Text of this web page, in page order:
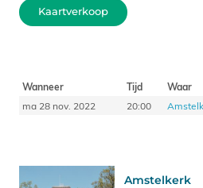
Kaartverkoop
Wanneer Tijd
Waar
ma 28 nov. 2022
20:00
Amstelkerk